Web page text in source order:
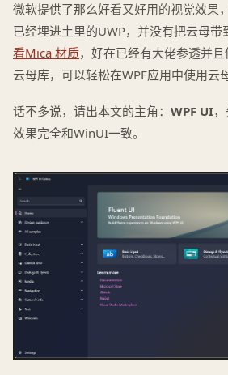
微软提供了那么好看又好用的视觉效果
已经埋进土里的UWP，并没有把云母带
看Mica 材质，好在已经有大佬参透并
云母库，可以轻松在WPF应用中使用云
话不多说，请出本文的主角： WPF UI
效果完全和WinUI一致。